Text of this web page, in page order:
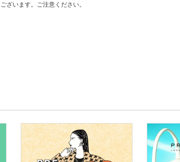
ございます。ご注意ください。